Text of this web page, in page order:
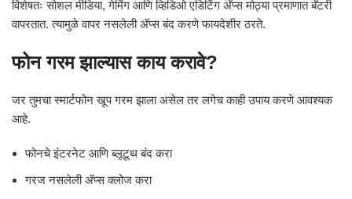
विशेषतः सोशल मीडिया, गेमिंग आणि व्हिडिओ एडिटिंग अ‍ॅप्स मोठ्या प्रमाणात बॅटरी
वापरतात. त्यामुळे वापर नसलेली अ‍ॅप्स बंद करणे फायदेशीर ठरते.
फोन गरम झाल्यास काय करावे?
जर तुमचा स्मार्टफोन खूप गरम झाला असेल तर लगेच काही उपाय करणे आवश्यक
आहे.
फोनचे इंटरनेट आणि ब्लूटूथ बंद करा
गरज नसलेली अ‍ॅप्स क्लोज करा